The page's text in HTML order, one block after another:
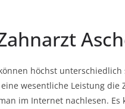
höchst
wesentliche Leistung die
im Internet nachlesen. Es